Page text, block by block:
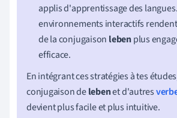
applis d'apprentissage des
environnements interactifs
de la conjugaison lebenplus
efficace.
En intégrant ces stratégies à tes
conjugaison delebenet d'autres
devient plus facile et plus intuitive.